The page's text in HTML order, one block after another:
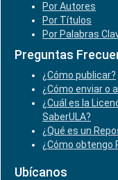
Por Autores
Por Títulos
Por Palabras
Preguntas
¿Cómo publicar?
¿Cómo enviar o
¿Cuál es la
SaberULA?
¿Qué es un
¿Cómo obtengo
Ubícanos